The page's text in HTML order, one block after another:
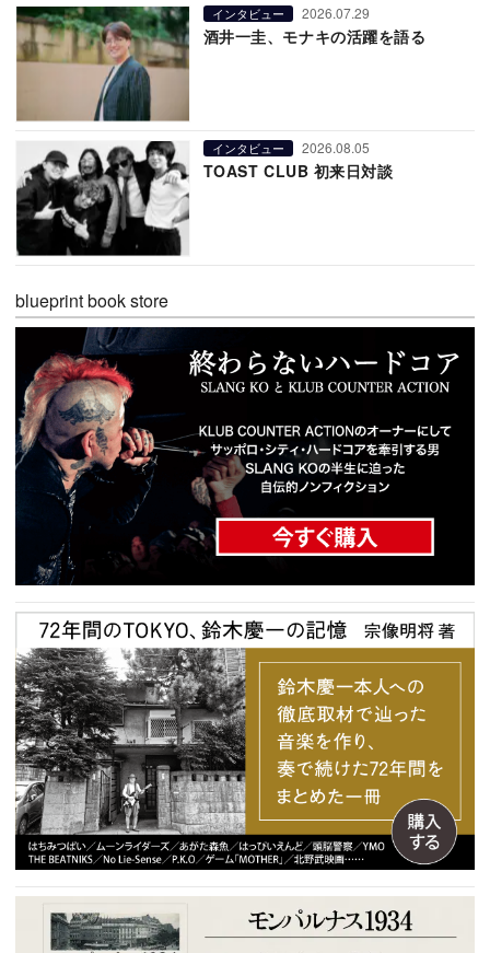
インタビュー 2026.07.29
酒井一圭、モナキの活躍を語る
インタビュー 2026.08.05
TOAST CLUB 初来日対談
blueprint book store